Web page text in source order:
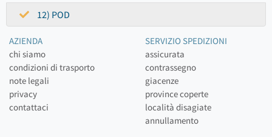
12) POD
AZIENDA
chi siamo
condizioni di trasporto
note legali
privacy
contattaci
SERVIZIO SPEDIZIONI
assicurata
contrassegno
giacenze
province coperte
località disagiate
annullamento